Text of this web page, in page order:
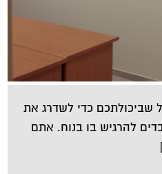
שביכולתכם כדי לשדרג את
להרגיש בו בנוח. אתם